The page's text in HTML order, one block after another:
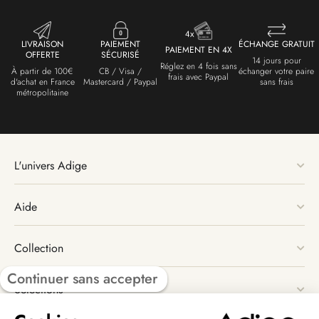
LIVRAISON
OFFERTE
À partir de 100€
d'achat en France
métropolitaine
PAIEMENT
SÉCURISÉ
CB / Visa /
Mastercard / Paypal
PAIEMENT EN 4X
Réglez en 4 fois sans
frais avec Paypal
ÉCHANGE GRATUIT
14 jours pour
échanger votre paire
sans frais
L'univers Adige
Aide
Collection
Sélections
Continuer sans accepter